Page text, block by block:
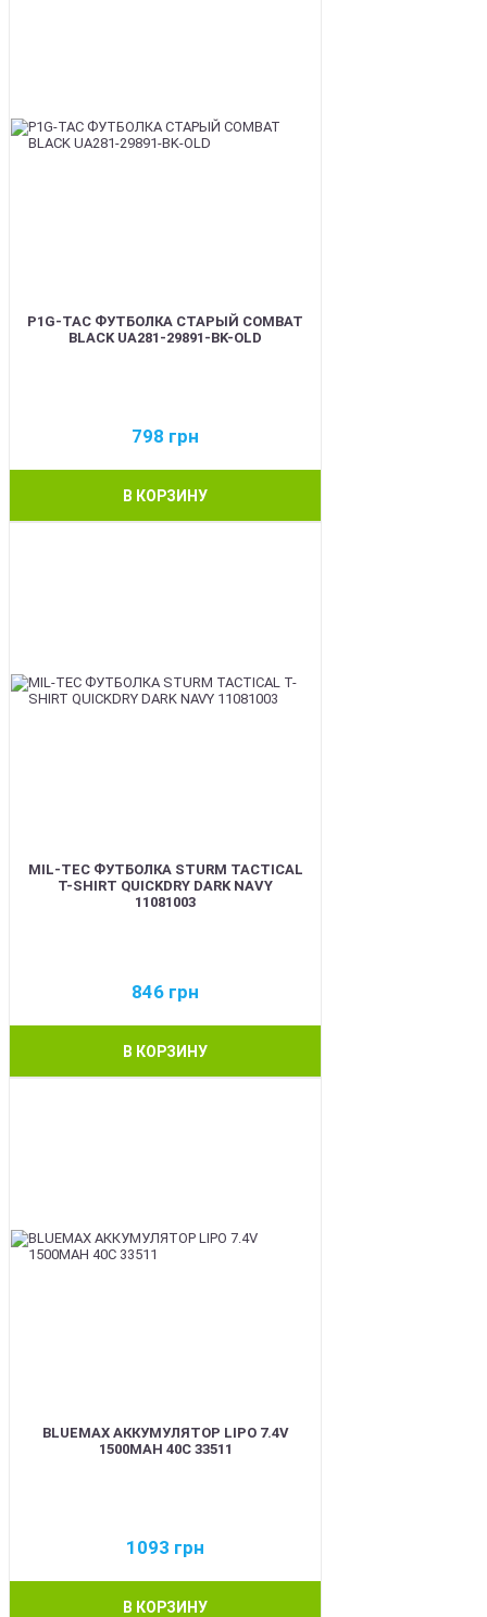
P1G-TAC ФУТБОЛКА СТАРЫЙ COMBAT
BLACK UA281-29891-BK-OLD
798 грн
В КОРЗИНУ
MIL-TEC ФУТБОЛКА STURM TACTICAL
T-SHIRT QUICKDRY DARK NAVY
11081003
846 грн
В КОРЗИНУ
BLUEMAX АККУМУЛЯТОР LIPO 7.4V
1500MAH 40C 33511
1093 грн
В КОРЗИНУ